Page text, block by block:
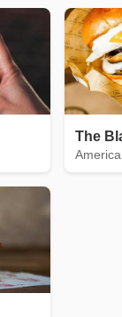
The